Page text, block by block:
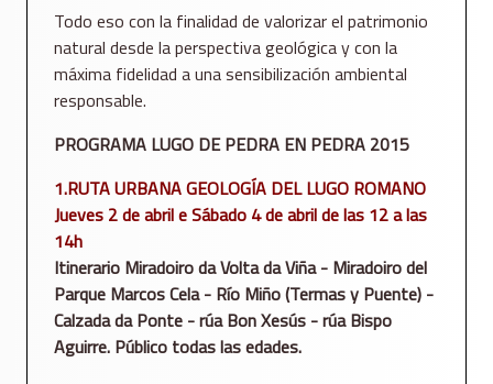
Todo eso con la finalidad de valorizar el patrimonio
natural desde la perspectiva geológica y con la
máxima fidelidad a una sensibilización ambiental
responsable.
PROGRAMA LUGO DE PEDRA EN PEDRA 2015
1.RUTA URBANA GEOLOGÍA DEL LUGO ROMANO
Jueves 2 de abril e Sábado 4 de abril de las 12 a las
14h
Itinerario Miradoiro da Volta da Viña - Miradoiro del
Parque Marcos Cela - Río Miño (Termas y Puente) -
Calzada da Ponte - rúa Bon Xesús - rúa Bispo
Aguirre. Público todas las edades.